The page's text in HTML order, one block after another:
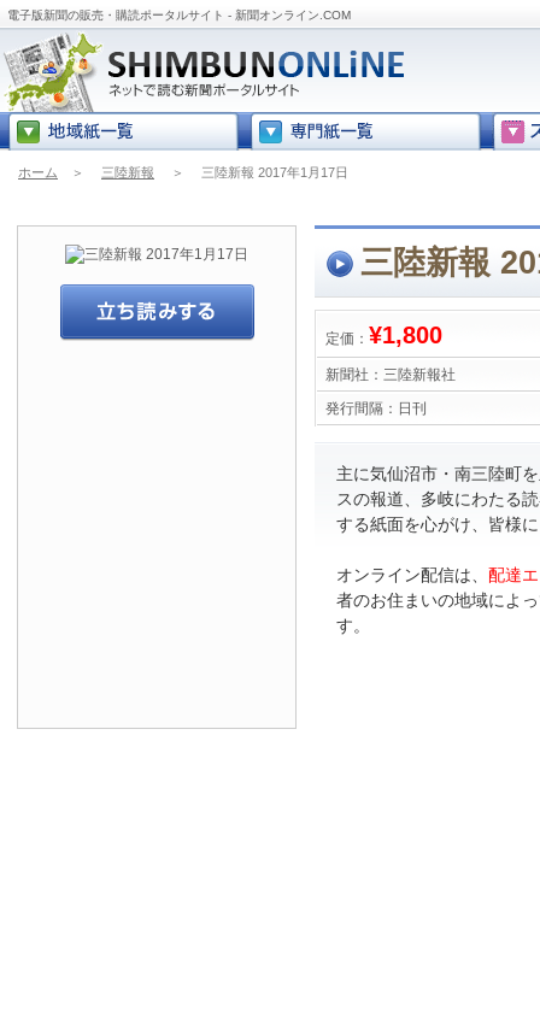
電子版新聞の販売・購読ポータルサイト - 新聞オンライン.COM
ホーム ＞ 三陸新報 ＞ 三陸新報 2017年1月17日
三陸新報
定価： ¥1,800
新聞社： 三陸新報社
発行間隔： 日刊
主に気仙沼市・南三陸町
スの報道、多岐にわたる
する紙面を心がけ、皆様
オンライン配信は、 配達
者のお住まいの地域によ
す。